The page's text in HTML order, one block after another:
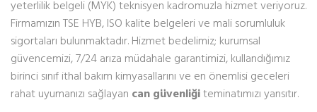
yeterlilik belgeli (MYK) teknisyen kadromuzla hizmet veriyoruz.
Firmamızın TSE HYB, ISO kalite belgeleri ve mali sorumluluk
sigortaları bulunmaktadır. Hizmet bedelimiz; kurumsal
güvencemizi, 7/24 arıza müdahale garantimizi, kullandığımız
birinci sınıf ithal bakım kimyasallarını ve en önemlisi geceleri
rahat uyumanızı sağlayan can güvenliğiteminatımızı yansıtır.